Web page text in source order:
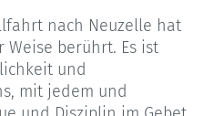
nach Neuzelle hat
berührt. Es ist
und
mit jedem und